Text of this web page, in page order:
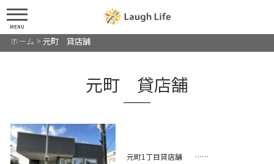
MENU
ホーム >元町 貸店舗
元町 貸店舗
元町1丁目貸店舗 ……